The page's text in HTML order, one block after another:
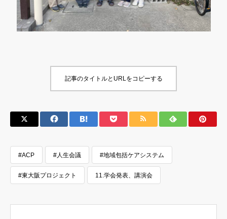
記事のタイトルとURLをコピーする
#ACP #人生会議 #地域包括ケアシステム
#東大阪プロジェクト 11.学会発表、講演会